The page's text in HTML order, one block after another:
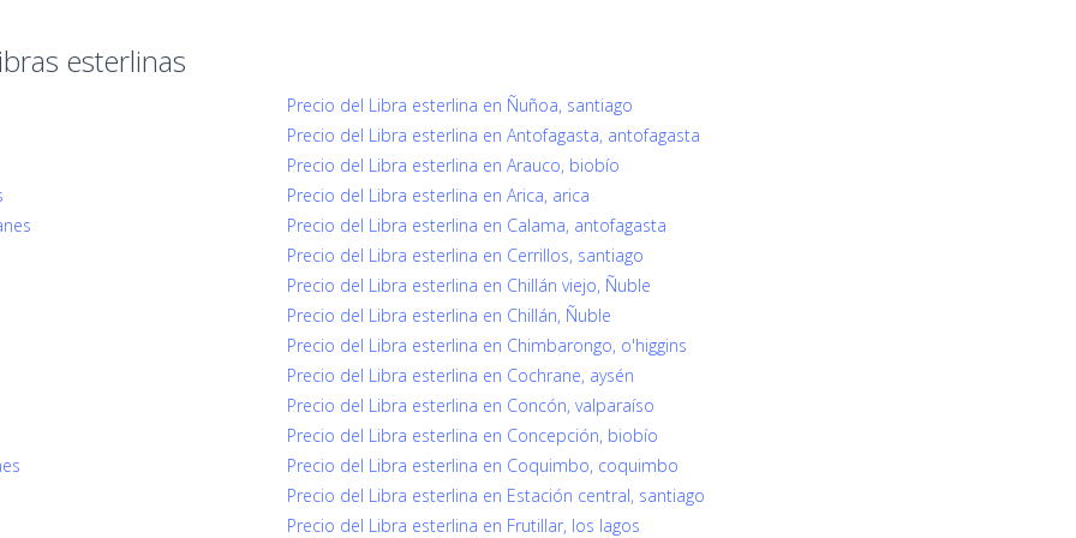
esterlinas
Precio del Libra esterlina en Ñuñoa, santiago
Precio del Libra esterlina en Antofagasta, antofagasta
Precio del Libra esterlina en Arauco, biobío
Precio del Libra esterlina en Arica, arica
Precio del Libra esterlina en Calama, antofagasta
Precio del Libra esterlina en Cerrillos, santiago
Precio del Libra esterlina en Chillán viejo, Ñuble
Precio del Libra esterlina en Chillán, Ñuble
Precio del Libra esterlina en Chimbarongo, o'higgins
Precio del Libra esterlina en Cochrane, aysén
Precio del Libra esterlina en Concón, valparaíso
Precio del Libra esterlina en Concepción, biobío
Precio del Libra esterlina en Coquimbo, coquimbo
Precio del Libra esterlina en Estación central, santiago
Precio del Libra esterlina en Frutillar, los lagos